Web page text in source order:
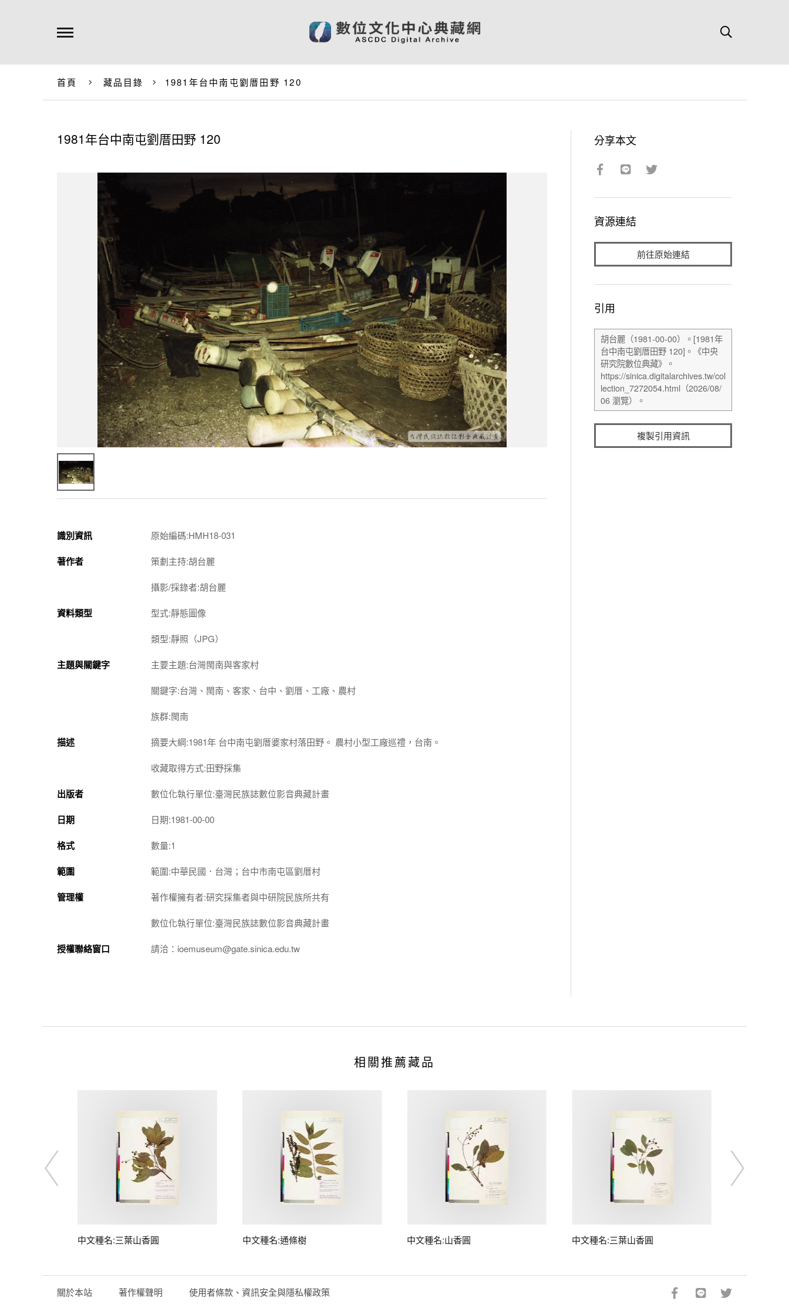
首頁 藏品目錄 1981年台中南屯劉厝田野 120
1981年台中南屯劉厝田野 120
識別資訊 原始編碼:HMH18-031
著作者 策劃主持:胡台麗
攝影/採錄者:胡台麗
資料類型 型式:靜態圖像
類型:靜照（JPG）
主題與關鍵字 主要主題:台灣閩南與客家村
關鍵字:台灣、閩南、客家、台中、劉厝、工廠、農村
族群:閩南
描述 摘要大綱:1981年 台中南屯劉厝婆家村落田野。 農村小型工廠巡禮，台南。
收藏取得方式:田野採集
出版者 數位化執行單位:臺灣民族誌數位影音典藏計畫
日期 日期:1981-00-00
格式 數量:1
範圍 範圍:中華民國．台灣；台中市南屯區劉厝村
管理權 著作權擁有者:研究採集者與中研院民族所共有
數位化執行單位:臺灣民族誌數位影音典藏計畫
授權聯絡窗口 請洽：ioemuseum@gate.sinica.edu.tw
分享本文
資源連結
前往原始連結
引用
複製引用資訊
相關推薦藏品
中文種名:三葉山香圓 中文種名:通條樹 中文種名:山香圓 中文種名:三葉山香圓
關於本站 著作權聲明 使用者條款、資訊安全與隱私權政策